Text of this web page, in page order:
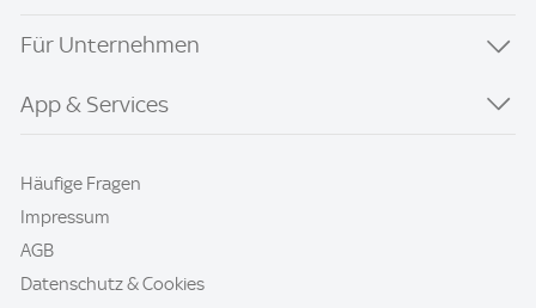
Für Unternehmen
App & Services
Häufige Fragen
Impressum
AGB
Datenschutz & Cookies